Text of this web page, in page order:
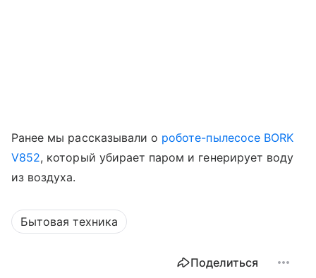
Ранее мы рассказывали о роботе-пылесосе BORK
V852, который убирает паром и генерирует воду
из воздуха.
Бытовая техника
Поделиться